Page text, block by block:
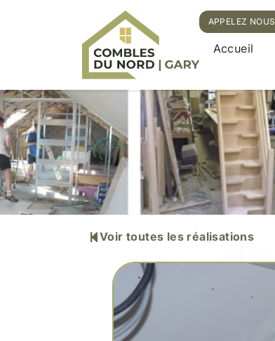
APPELEZ NOUS
Accueil
Voir toutes les réalisations